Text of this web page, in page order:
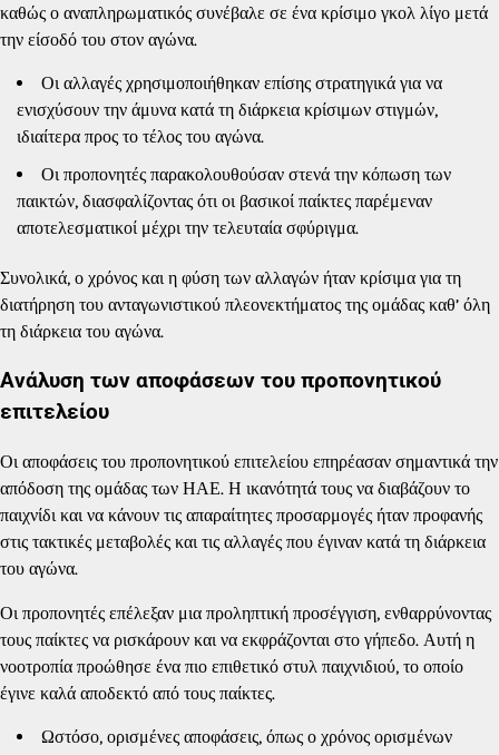
καθώς ο αναπληρωματικός συνέβαλε σε ένα κρίσιμο γκολ λίγο μετά
την είσοδό του στον αγώνα.
Οι αλλαγές χρησιμοποιήθηκαν επίσης στρατηγικά για να
ενισχύσουν την άμυνα κατά τη διάρκεια κρίσιμων στιγμών,
ιδιαίτερα προς το τέλος του αγώνα.
Οι προπονητές παρακολουθούσαν στενά την κόπωση των
παικτών, διασφαλίζοντας ότι οι βασικοί παίκτες παρέμεναν
αποτελεσματικοί μέχρι την τελευταία σφύριγμα.
Συνολικά, ο χρόνος και η φύση των αλλαγών ήταν κρίσιμα για τη
διατήρηση του ανταγωνιστικού πλεονεκτήματος της ομάδας καθ’ όλη
τη διάρκεια του αγώνα.
Ανάλυση των αποφάσεων του προπονητικού
επιτελείου
Οι αποφάσεις του προπονητικού επιτελείου επηρέασαν σημαντικά την
απόδοση της ομάδας των ΗΑΕ. Η ικανότητά τους να διαβάζουν το
παιχνίδι και να κάνουν τις απαραίτητες προσαρμογές ήταν προφανής
στις τακτικές μεταβολές και τις αλλαγές που έγιναν κατά τη διάρκεια
του αγώνα.
Οι προπονητές επέλεξαν μια προληπτική προσέγγιση, ενθαρρύνοντας
τους παίκτες να ρισκάρουν και να εκφράζονται στο γήπεδο. Αυτή η
νοοτροπία προώθησε ένα πιο επιθετικό στυλ παιχνιδιού, το οποίο
έγινε καλά αποδεκτό από τους παίκτες.
Ωστόσο, ορισμένες αποφάσεις, όπως ο χρόνος ορισμένων